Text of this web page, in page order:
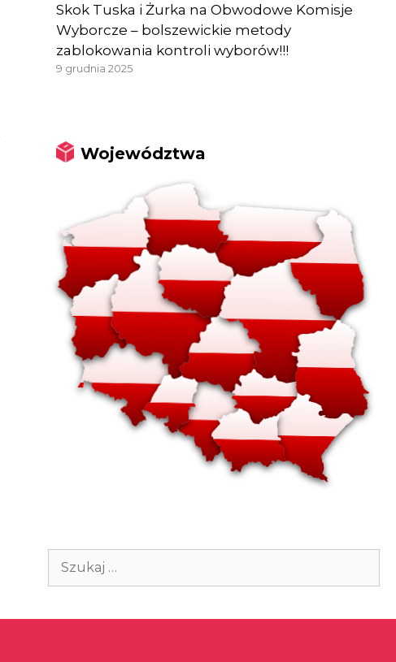
Skok Tuska i Żurka na Obwodowe Komisje
Wyborcze – bolszewickie metody
zablokowania kontroli wyborów!!!
9 grudnia 2025
Województwa
Szukaj: